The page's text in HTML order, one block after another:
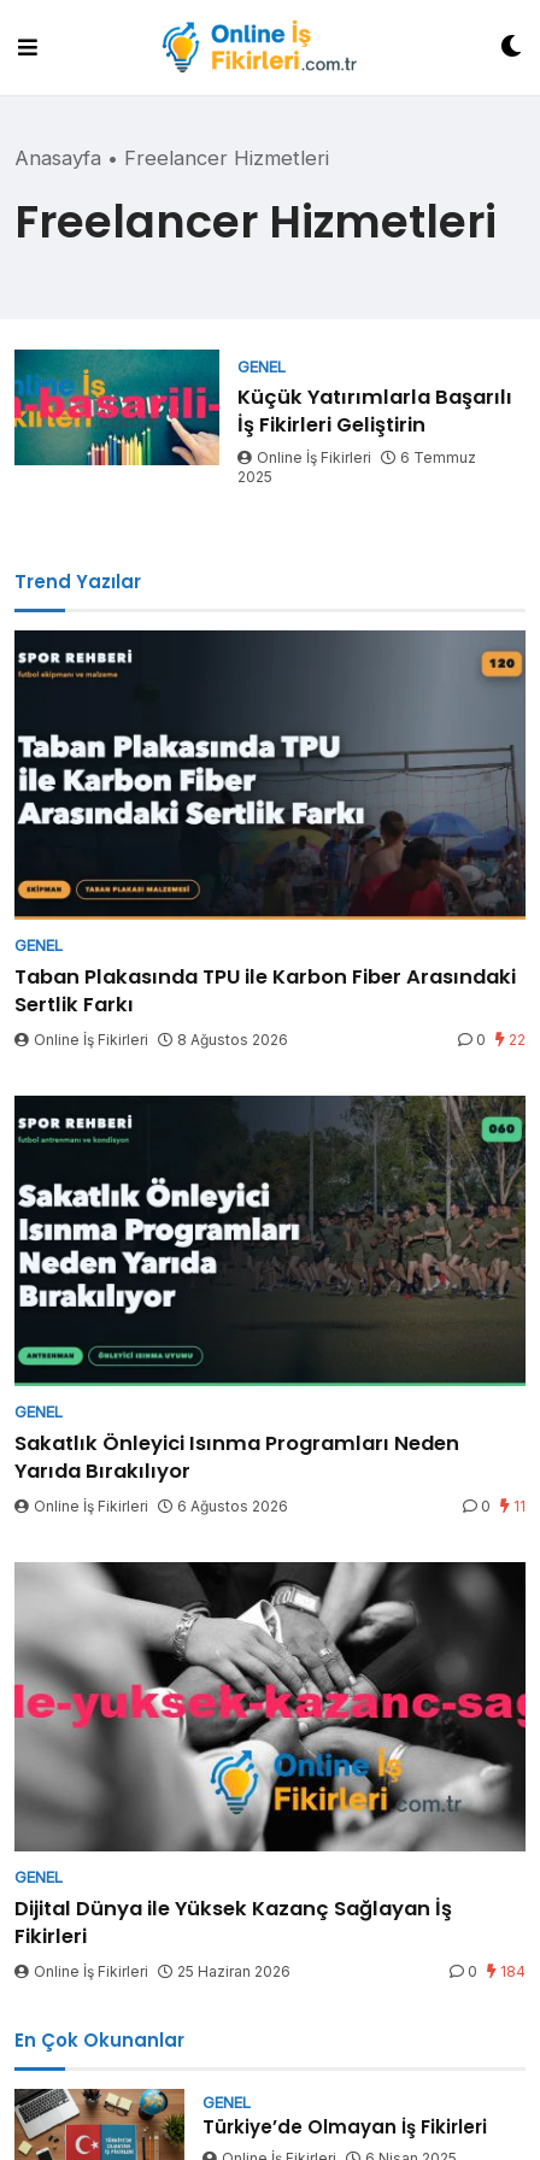
content
Anasayfa • Freelancer Hizmetleri
Freelancer Hizmetleri
GENEL
Küçük Yatırımlarla Başarılı
İş Fikirleri Geliştirin
Online İş Fikirleri
6 Temmuz
2025
Trend Yazılar
GENEL
Taban Plakasında TPU ile Karbon Fiber Arasındaki
Sertlik Farkı
Online İş Fikirleri 8 Ağustos 2026 0 22
GENEL
Sakatlık Önleyici Isınma Programları Neden
Yarıda Bırakılıyor
Online İş Fikirleri 6 Ağustos 2026 0 11
GENEL
Dijital Dünya ile Yüksek Kazanç Sağlayan İş
Fikirleri
Online İş Fikirleri 25 Haziran 2026 0 184
En Çok Okunanlar
GENEL
Türkiye’de Olmayan İş Fikirleri